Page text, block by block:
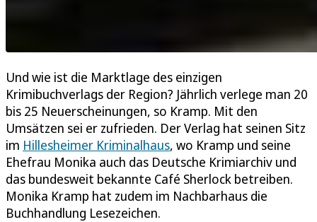
Und wie ist die Marktlage des einzigen
Krimibuchverlags der Region? Jährlich verlege man 20
bis 25 Neuerscheinungen, so Kramp. Mit den
Umsätzen sei er zufrieden. Der Verlag hat seinen Sitz
im Hillesheimer Kriminalhaus, wo Kramp und seine
Ehefrau Monika auch das Deutsche Krimiarchiv und
das bundesweit bekannte Café Sherlock betreiben.
Monika Kramp hat zudem im Nachbarhaus die
Buchhandlung Lesezeichen.